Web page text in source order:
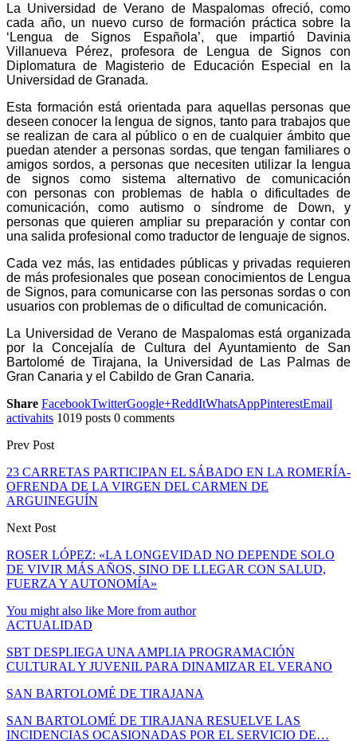
La Universidad de Verano de Maspalomas ofreció, como
cada año, un nuevo curso de formación práctica sobre la
‘Lengua de Signos Española’, que impartió
Davinia
Villanueva Pérez, profesora de Lengua de Signos con
Diplomatura de Magisterio de Educación Especial en la
Universidad de Granada.
Esta formación está orientada para aquellas personas que
deseen conocer la lengua de signos, tanto para trabajos que
se realizan de cara al público o en de cualquier ámbito que
puedan atender a personas sordas, que tengan familiares o
amigos sordos, a personas que necesiten utilizar la lengua
de signos como sistema alternativo de comunicación
con personas con problemas de habla o dificultades de
comunicación, como autismo o síndrome de Down, y
personas que quieren ampliar su preparación y contar con
una salida profesional como traductor de lenguaje de signos.
Cada vez más, las entidades públicas y privadas requieren
de más profesionales que posean conocimientos de Lengua
de Signos, para comunicarse con las personas sordas o con
usuarios con problemas de o dificultad de comunicación.
La Universidad de Verano de Maspalomas está organizada
por la Concejalía de Cultura del Ayuntamiento de San
Bartolomé de Tirajana, la Universidad de Las Palmas de
Gran Canaria y el Cabildo de Gran Canaria.
Share FacebookTwitterGoogle+ReddItWhatsAppPinterestEmail
activahits 1019 posts 0 comments
Prev Post
23 CARRETAS PARTICIPAN EL SÁBADO EN LA ROMERÍA-
OFRENDA DE LA VIRGEN DEL CARMEN DE
ARGUINEGUÍN
Next Post
ROSER LÓPEZ: «LA LONGEVIDAD NO DEPENDE SOLO
DE VIVIR MÁS AÑOS, SINO DE LLEGAR CON SALUD,
FUERZA Y AUTONOMÍA»
You might also like More from author
ACTUALIDAD
SBT DESPLIEGA UNA AMPLIA PROGRAMACIÓN
CULTURAL Y JUVENIL PARA DINAMIZAR EL VERANO
SAN BARTOLOMÉ DE TIRAJANA
SAN BARTOLOMÉ DE TIRAJANA RESUELVE LAS
INCIDENCIAS OCASIONADAS POR EL SERVICIO DE…